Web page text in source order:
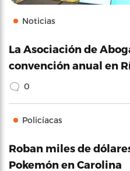
Noticias
La Asociación de
convención anual en
0
Policíacas
Roban miles de
Pokemón en Carolina